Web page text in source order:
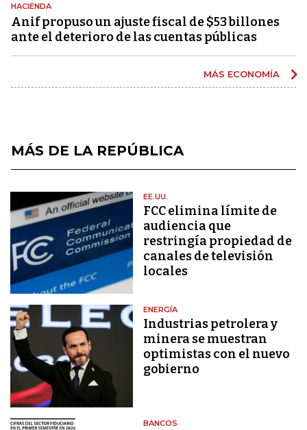
HACIENDA
Anif propuso un ajuste fiscal de $53 billones
ante el deterioro de las cuentas públicas
MÁS ECONOMÍA
MÁS DE LA REPÚBLICA
EE.UU.
FCC elimina límite de
audiencia que
restringía propiedad de
canales de televisión
locales
ENERGÍA
Industrias petrolera y
minera se muestran
optimistas con el nuevo
gobierno
BANCOS